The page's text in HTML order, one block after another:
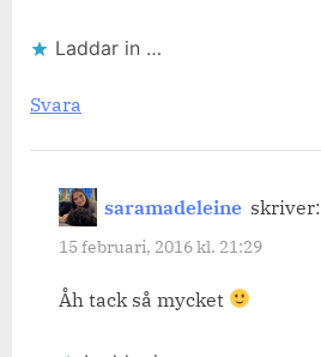
Laddar in …
Svara
saramadeleine skriver:
15 februari, 2016 kl. 21:29
Åh tack så mycket